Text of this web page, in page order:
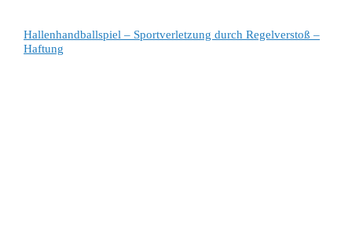
Hallenhandballspiel – Sportverletzung durch Regelverstoß –
Haftung